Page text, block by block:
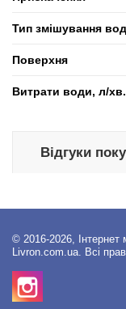
Тип змішування
Поверхня
Витрати води, л/хв.
Відгуки
© 2016-2026, Інтернет
Livron.com.ua. Всі